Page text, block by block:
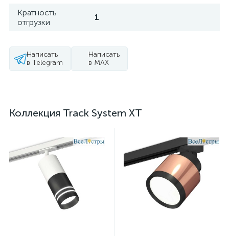
Кратность
отгрузки
1
Написать
в Telegram
Написать
в MAX
Коллекция Track System XT